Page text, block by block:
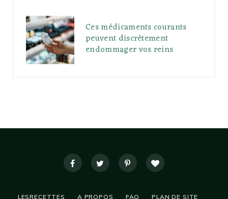
Ces médicaments courants
peuvent discrètement
endommager vos reins
LESRECETTES A PROPOS FAQ PLAN DE SITE